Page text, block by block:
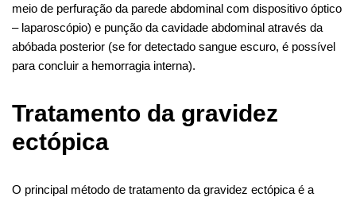
meio de perfuração da parede abdominal com dispositivo óptico
– laparoscópio) e punção da cavidade abdominal através da
abóbada posterior (se for detectado sangue escuro, é possível
para concluir a hemorragia interna).
Tratamento da gravidez
ectópica
O principal método de tratamento da gravidez ectópica é a